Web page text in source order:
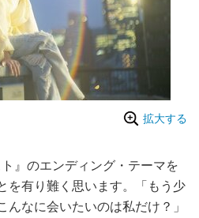
拡大する
』のエンディング・テーマを
を有り難く思います。「もう少
んなに会いたいのは私だけ？」